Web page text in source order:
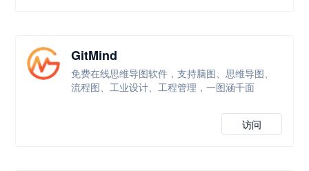
GitMind
免费在线思维导图软件，支持脑图、思维导图、
流程图、工业设计、工程管理，一图涵千面
访问